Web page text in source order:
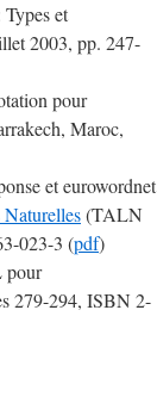
et
2003, pp. 247-
pour
Maroc,
et eurowordnet
(TALN
023-3 (pdf)
pour
279-294, ISBN 2-